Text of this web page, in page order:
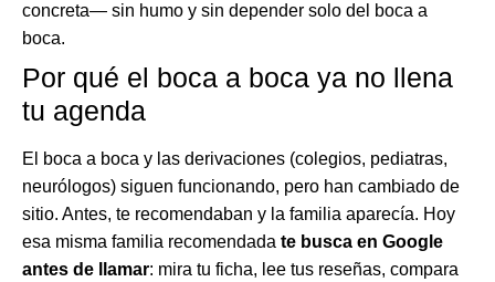
concreta— sin humo y sin depender solo del boca a
boca.
Por qué el boca a boca ya no llena
tu agenda
El boca a boca y las derivaciones (colegios, pediatras,
neurólogos) siguen funcionando, pero han cambiado de
sitio. Antes, te recomendaban y la familia aparecía. Hoy
esa misma familia recomendada te busca en Google
antes de llamar: mira tu ficha, lee tus reseñas, compara